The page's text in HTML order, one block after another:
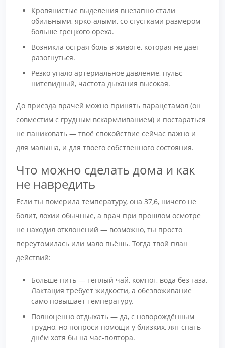
Кровянистые выделения внезапно стали
обильными, ярко-алыми, со сгустками размером
больше грецкого ореха.
Возникла острая боль в животе, которая не даёт
разогнуться.
Резко упало артериальное давление, пульс
нитевидный, частота дыхания высокая.
До приезда врачей можно принять парацетамол (он
совместим с грудным вскармливанием) и постараться
не паниковать — твоё спокойствие сейчас важно и
для малыша, и для твоего собственного состояния.
Что можно сделать дома и как
не навредить
Если ты померила температуру, она 37,6, ничего не
болит, лохии обычные, а врач при прошлом осмотре
не находил отклонений — возможно, ты просто
переутомилась или мало пьёшь. Тогда твой план
действий:
Больше пить — тёплый чай, компот, вода без газа.
Лактация требует жидкости, а обезвоживание
само повышает температуру.
Полноценно отдыхать — да, с новорождённым
трудно, но попроси помощи у близких, ляг спать
днём хотя бы на час-полтора.